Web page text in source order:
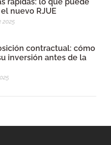
nuevo RJUE
2025
contractual: cómo
inversión antes de la